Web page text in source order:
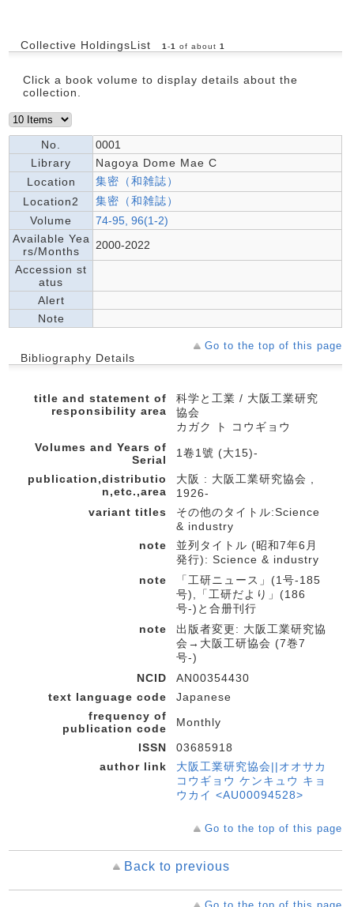
Collective HoldingsList 1 -1 of about 1
Click a book volume to display details about the
collection.
No.
0001
Library
Nagoya Dome Mae C
Location
集密（和雑誌）
Location2
集密（和雑誌）
Volume
74-95, 96(1-2)
Available Yea
rs/Months
2000-2022
Accession st
atus
Alert
Note
Go to the top of this page
Bibliography Details
title and statement of
responsibility area
科学と工業 / 大阪工業研究
協会
カガク ト コウギョウ
Volumes and Years of
Serial
1卷1號 (大15)-
publication,distributio
n,etc.,area
大阪 : 大阪工業研究協会 ,
1926-
variant titles
その他のタイトル:Science
& industry
note
並列タイトル (昭和7年6月
発行): Science & industry
note
「工研ニュース」(1号-185
号),「工研だより」(186
号-)と合册刊行
note
出版者変更: 大阪工業研究協
会→大阪工研協会 (7巻7
号-)
NCID
AN00354430
text language code
Japanese
frequency of
publication code
Monthly
ISSN
03685918
author link
大阪工業研究協会||オオサカ
コウギョウ ケンキュウ キョ
ウカイ <AU00094528>
Go to the top of this page
Back to previous